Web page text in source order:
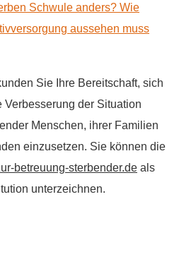
Schwule anders? Wie
aussehen muss
Sie Ihre Bereitschaft, sich
Verbesserung der Situation
Menschen, ihrer Familien
einzusetzen. Sie können die
betreuung-sterbender.de als
unterzeichnen.